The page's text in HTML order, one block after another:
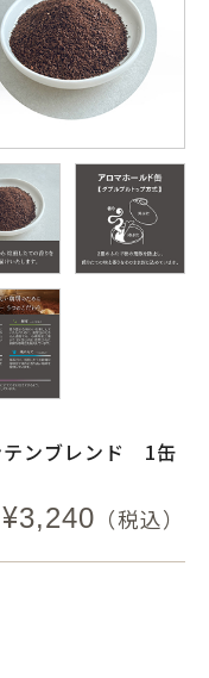
ンブレンド 1缶
¥3,240 （税込）